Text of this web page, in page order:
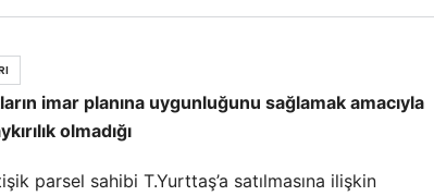
imar planına uygunluğunu sağlamak amacıyla
olmadığı
parsel sahibi T.Yurttaş’a satılmasına ilişkin